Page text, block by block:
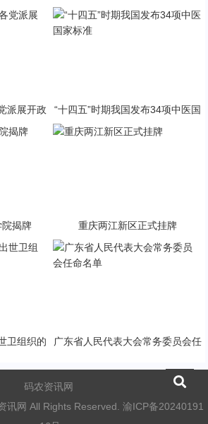
派展开政
“十四五”时期我国发布34项中医国
揭牌 重庆两江新区正式挂牌
卫组织的
广东省人民代表大会常务委员会任
码农资讯网
讯网 All Rights Reserved. 渝ICP备20240191